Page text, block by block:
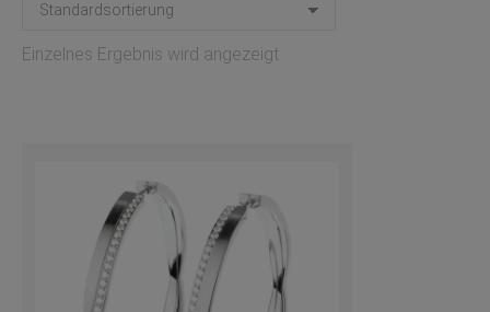
Einzelnes Ergebnis wird angezeigt